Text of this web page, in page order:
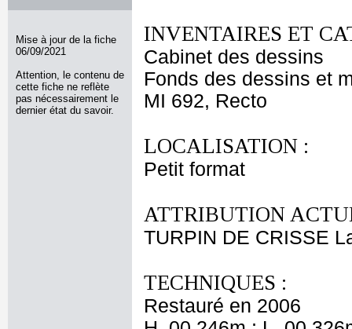
Mise à jour de la fiche
06/09/2021
Attention, le contenu de
cette fiche ne reflète
pas nécessairement le
dernier état du savoir.
INVENTAIRES ET
Cabinet des dessins
Fonds des dessins et
MI 692, Recto
LOCALISATION :
Petit format
ATTRIBUTION
TURPIN DE CRISSE
TECHNIQUES :
Restauré en 2006